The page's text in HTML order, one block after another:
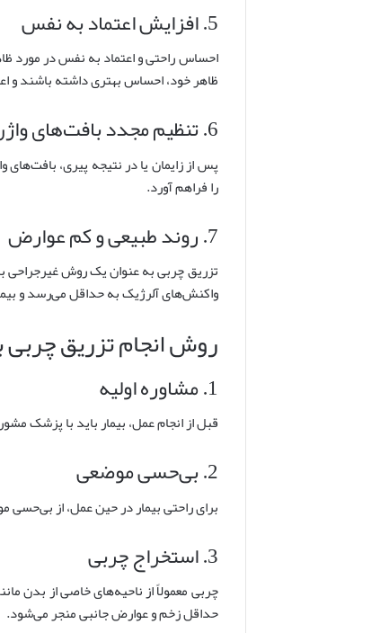
5. افزایش اعتماد به نفس
احساس راحتی و اعتماد به نفس در مورد
ظاهر خود، احساس بهتری داشته باشند و
6. تنظیم مجدد بافت‌های واژن
پس از زایمان یا در نتیجه پیری،
را فراهم آورد.
7. روند طبیعی و کم عوارض
تزریق چربی به عنوان یک روش غیرجراحی
واکنش‌های آلرژیک به حداقل می‌رسد و
روش انجام تزریق چربی
1. مشاوره اولیه
قبل از انجام عمل، بیمار باید با پزشک
2. بی‌حسی موضعی
برای راحتی بیمار در حین عمل، از
3. استخراج چربی
چربی معمولاً از ناحیه‌های خاصی از بدن
حداقل زخم و عوارض جانبی منجر می‌شود.